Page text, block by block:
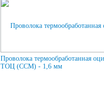
Проволока термообработанная
ТОЦ (ССМ) - 1,6 мм